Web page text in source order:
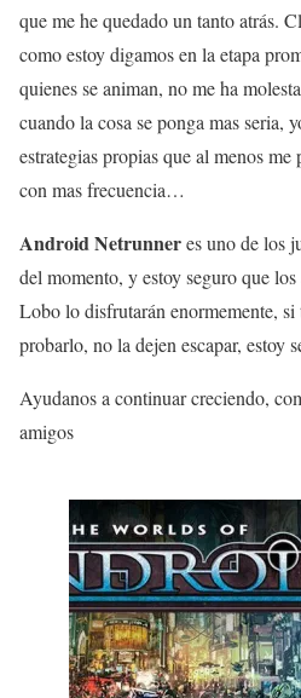
que me he quedado un tanto atrás.
como estoy digamos en la etapa
quienes se animan, no me ha
cuando la cosa se ponga mas seria,
estrategias propias que al menos
con mas frecuencia…
Android Netrunneres uno de los
del momento, y estoy seguro que
Lobo lo disfrutarán enormemente,
probarlo, no la dejen escapar, estoy
Ayudanos a continuar creciendo,
amigos